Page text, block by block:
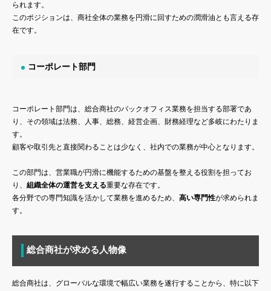
られます。
このポジションは、商社全体の業務を円滑に回すための潤滑油とも言える存
在です。
コーポレート部門
コーポレート部門は、総合商社のバックオフィス業務を担当する部署であ
り、その領域は法務、人事、総務、経営企画、財務経理など多岐にわたりま
す。
顧客や取引先と直接関わることは少なく、社内での業務が中心となります。
この部門は、営業職が円滑に機能するための基盤を整える役割を担ってお
り、 組織全体の運営を支える重要な存在です。
各分野での専門知識を活かして業務を進めるため、 高い専門性が求められま
す。
総合商社が求める人物像
総合商社は、グローバルな環境で幅広い業務を遂行することから、特に以下